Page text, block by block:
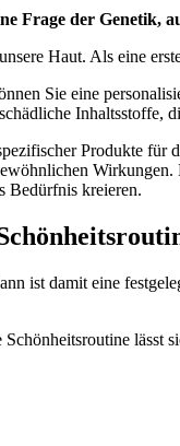
Frage der Genetik,
Haut. Als eine
Sie eine
Produkte
Bedürfnis kreieren.
ist damit eine
lässt